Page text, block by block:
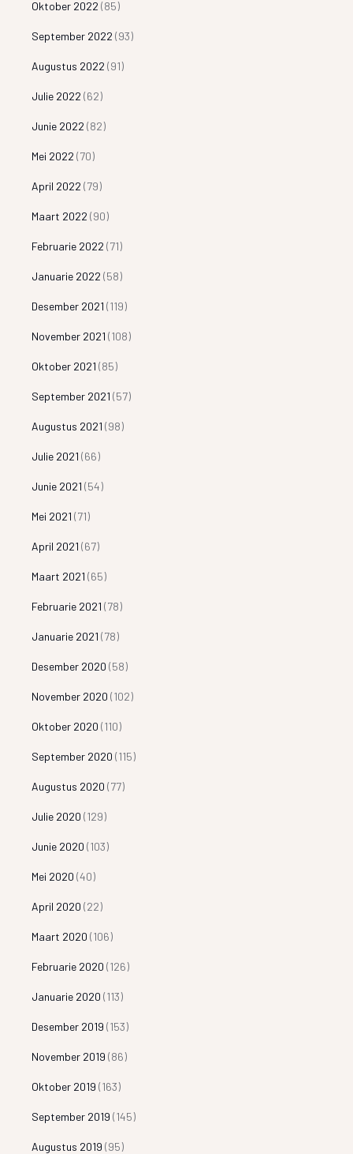
Oktober 2022 (85)
September 2022 (93)
Augustus 2022 (91)
Julie 2022 (62)
Junie 2022 (82)
Mei 2022 (70)
April 2022 (79)
Maart 2022 (90)
Februarie 2022 (71)
Januarie 2022 (58)
Desember 2021 (119)
November 2021 (108)
Oktober 2021 (85)
September 2021 (57)
Augustus 2021 (98)
Julie 2021 (66)
Junie 2021 (54)
Mei 2021 (71)
April 2021 (67)
Maart 2021 (65)
Februarie 2021 (78)
Januarie 2021 (78)
Desember 2020 (58)
November 2020 (102)
Oktober 2020 (110)
September 2020 (115)
Augustus 2020 (77)
Julie 2020 (129)
Junie 2020 (103)
Mei 2020 (40)
April 2020 (22)
Maart 2020 (106)
Februarie 2020 (126)
Januarie 2020 (113)
Desember 2019 (153)
November 2019 (86)
Oktober 2019 (163)
September 2019 (145)
Augustus 2019 (95)